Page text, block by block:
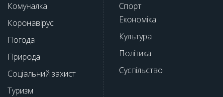
Комуналка
Коронавірус
Погода
Природа
Соціальний захист
Туризм
Спорт
Економіка
Культура
Політика
Суспільство